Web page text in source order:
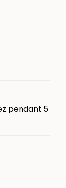
pendant 5